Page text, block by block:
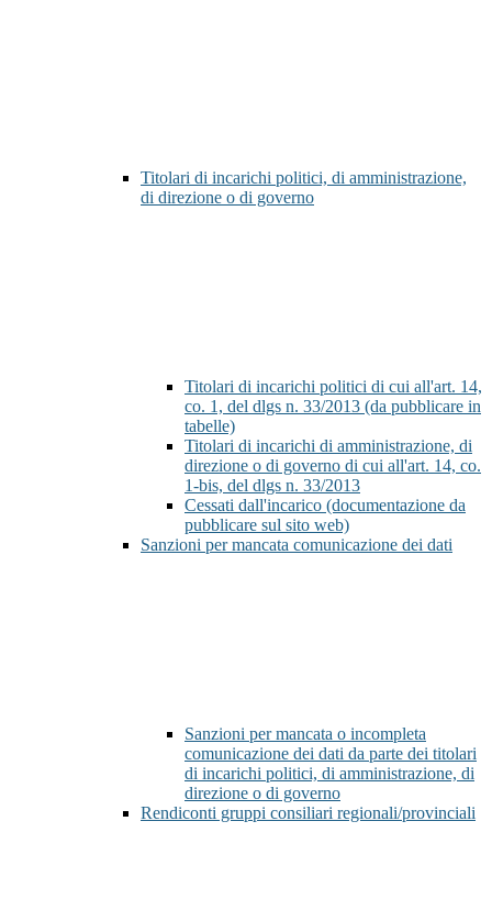
Titolari di incarichi politici, di amministrazione,
di direzione o di governo
Titolari di incarichi politici di cui all'art. 14,
co. 1, del dlgs n. 33/2013 (da pubblicare in
tabelle)
Titolari di incarichi di amministrazione, di
direzione o di governo di cui all'art. 14, co.
1-bis, del dlgs n. 33/2013
Cessati dall'incarico (documentazione da
pubblicare sul sito web)
Sanzioni per mancata comunicazione dei dati
Sanzioni per mancata o incompleta
comunicazione dei dati da parte dei titolari
di incarichi politici, di amministrazione, di
direzione o di governo
Rendiconti gruppi consiliari regionali/provinciali